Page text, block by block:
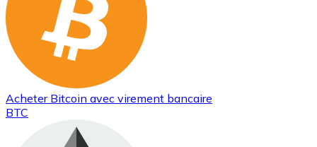
Acheter Bitcoin avec virement bancaire
BTC